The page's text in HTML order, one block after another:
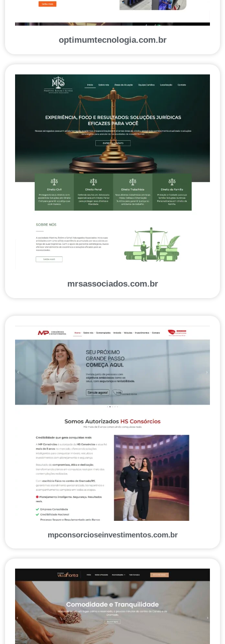
optimumtecnologia.com.br
mrsassociados.com.br
mpconsorcioseinvestimentos.com.br